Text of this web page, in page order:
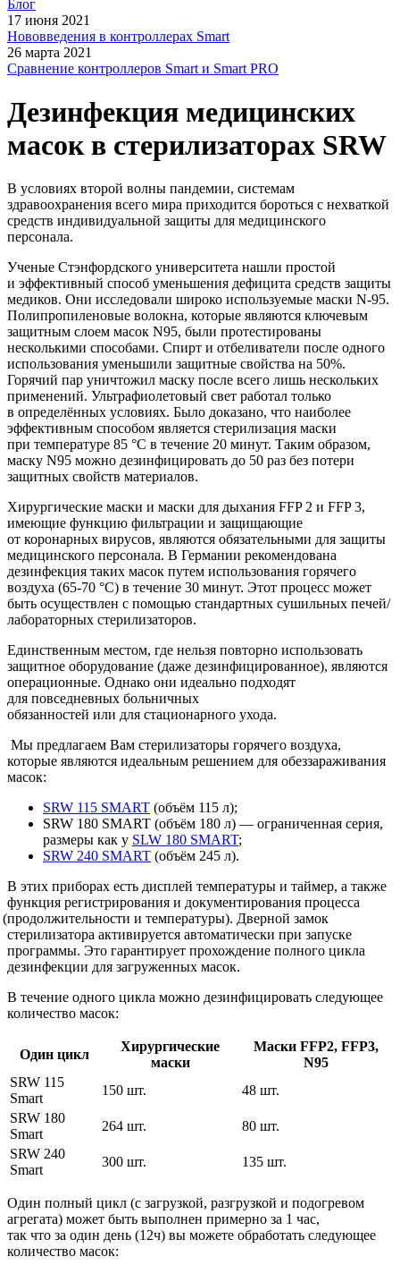
Блог
17 июня 2021
Нововведения в контроллерах Smart
26 марта 2021
Сравнение контроллеров Smart и Smart PRO
Дезинфекция медицинских
масок в стерилизаторах SRW
В условиях второй волны пандемии, системам
здравоохранения всего мира приходится бороться с нехваткой
средств индивидуальной защиты для медицинского
персонала.
Ученые Стэнфордского университета нашли простой
и эффективный способ уменьшения дефицита средств защиты
медиков. Они исследовали широко используемые маски N-95.
Полипропиленовые волокна, которые являются ключевым
защитным слоем масок N95, были протестированы
несколькими способами. Спирт и отбеливатели после одного
использования уменьшили защитные свойства на 50%.
Горячий пар уничтожил маску после всего лишь нескольких
применений. Ультрафиолетовый свет работал только
в определённых условиях. Было доказано, что наиболее
эффективным способом является стерилизация маски
при температуре 85 °C в течение 20 минут. Таким образом,
маску N95 можно дезинфицировать до 50 раз без потери
защитных свойств материалов.
Хирургические маски и маски для дыхания FFP 2 и FFP 3,
имеющие функцию фильтрации и защищающие
от коронарных вирусов, являются обязательными для защиты
медицинского персонала. В Германии рекомендована
дезинфекция таких масок путем использования горячего
воздуха (65-70 °C) в течение 30 минут. Этот процесс может
быть осуществлен с помощью стандартных сушильных печей/
лабораторных стерилизаторов.
Единственным местом, где нельзя повторно использовать
защитное оборудование (даже дезинфицированное), являются
операционные. Однако они идеально подходят
для повседневных больничных
обязанностей или для стационарного ухода.
Мы предлагаем Вам стерилизаторы горячего воздуха,
которые являются идеальным решением для обеззараживания
масок:
SRW 115 SMART (объём 115 л);
SRW 180 SMART (объём 180 л) — ограниченная серия,
размеры как у SLW 180 SMART;
SRW 240 SMART (объём 245 л).
В этих приборах есть дисплей температуры и таймер, а также
функция регистрирования и документирования процесса
(продолжительности и температуры). Дверной замок
стерилизатора активируется автоматически при запуске
программы. Это гарантирует прохождение полного цикла
дезинфекции для загруженных масок.
В течение одного цикла можно дезинфицировать следующее
количество масок:
Один цикл
Хирургические
маски
Маски FFP2, FFP3,
N95
SRW 115
Smart
150 шт.
48 шт.
SRW 180
Smart
264 шт.
80 шт.
SRW 240
Smart
300 шт. 135 шт.
Один полный цикл (с загрузкой, разгрузкой и подогревом
агрегата) может быть выполнен примерно за 1 час,
так что за один день (12ч) вы можете обработать следующее
количество масок: